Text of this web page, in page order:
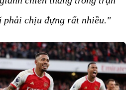
phải chịu đựng rất nhiều."